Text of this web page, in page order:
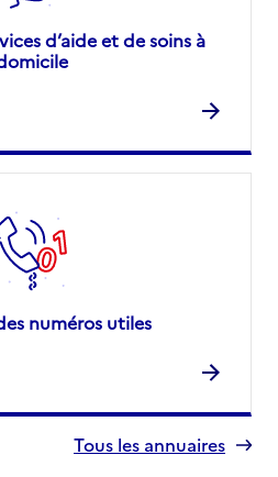
d’aide et de soins à
numéros utiles
Tous les annuaires